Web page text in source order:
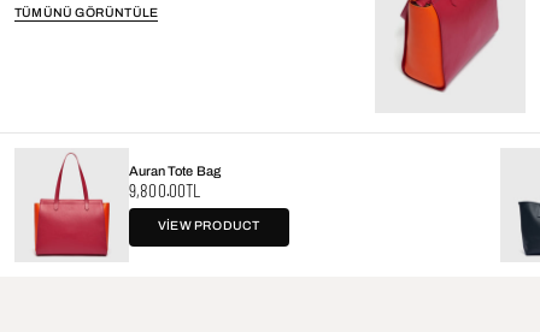
TÜMÜNÜ GÖRÜNTÜLE
Auran Tote Bag
Regular
price
9,800.00TL
VIEW PRODUCT